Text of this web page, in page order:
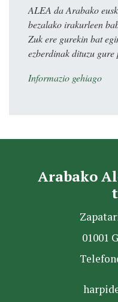
ALEA da Arabako
bezalako irakurleen
Zuk ere gurekin bat
ezberdinak dituzu
Informazio gehiago
Arabako
01001